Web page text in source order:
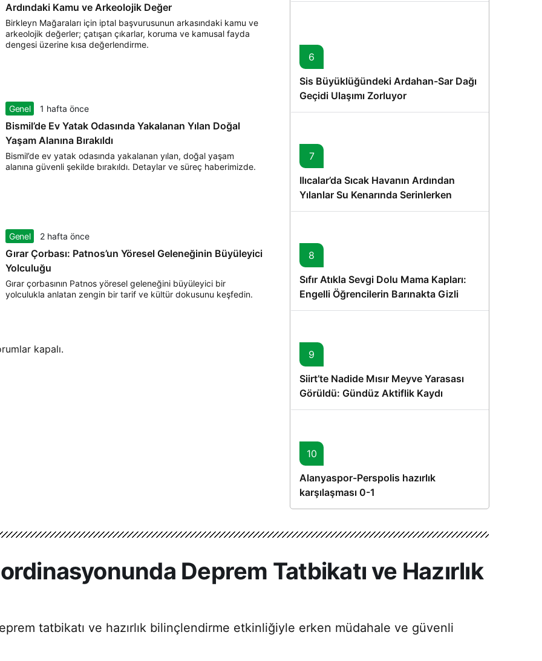
Ardındaki Kamu ve Arkeolojik Değer
Birkleyn Mağaraları için iptal başvurusunun arkasındaki kamu ve
arkeolojik değerler; çatışan çıkarlar, koruma ve kamusal fayda
dengesi üzerine kısa değerlendirme.
Genel 1 hafta önce
Bismil’de Ev Yatak Odasında Yakalanan Yılan Doğal
Yaşam Alanına Bırakıldı
Bismil’de ev yatak odasında yakalanan yılan, doğal yaşam
alanına güvenli şekilde bırakıldı. Detaylar ve süreç haberimizde.
Genel 2 hafta önce
Gırar Çorbası: Patnos’un Yöresel Geleneğinin Büyüleyici
Yolculuğu
Gırar çorbasının Patnos yöresel geleneğini büyüleyici bir
yolculukla anlatan zengin bir tarif ve kültür dokusunu keşfedin.
kapalı.
6
Sis Büyüklüğündeki Ardahan-Sar Dağı
Geçidi Ulaşımı Zorluyor
7
Ilıcalar’da Sıcak Havanın Ardından
Yılanlar Su Kenarında Serinlerken
Görüntülendi
8
Sıfır Atıkla Sevgi Dolu Mama Kapları:
Engelli Öğrencilerin Barınakta Gizli
Dostları İçin Gönüllü Proje
9
Siirt’te Nadide Mısır Meyve Yarasası
Görüldü: Gündüz Aktiflik Kaydı
10
Alanyaspor-Perspolis hazırlık
karşılaşması 0-1
Deprem Tatbikatı ve Hazırlık
tatbikatı ve hazırlık bilinçlendirme etkinliğiyle erken müdahale ve güvenli